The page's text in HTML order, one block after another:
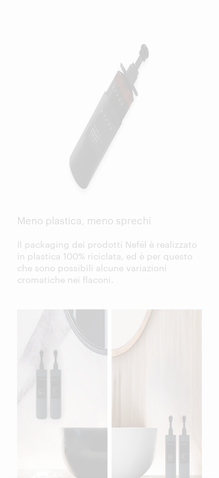
Meno plastica, meno sprechi
Il packaging dei prodotti Nefél è realizzato
in plastica 100% riciclata, ed è per questo
che sono possibili alcune variazioni
cromatiche nei flaconi.